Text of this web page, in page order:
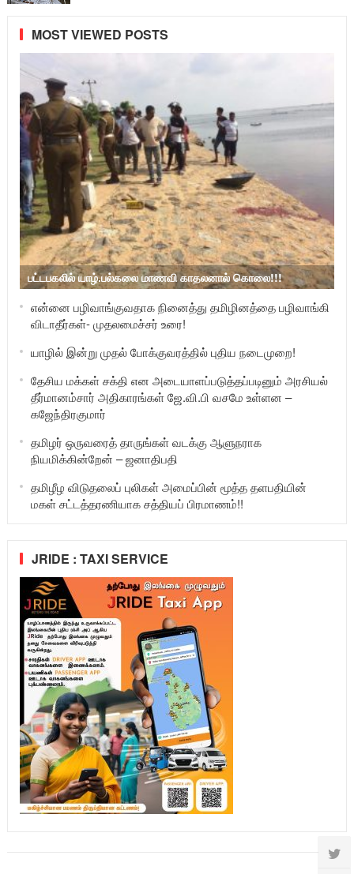
MOST VIEWED POSTS
பட்டபகலில் யாழ்.பல்கலை மாணவி காதலனால் கொலை!!!
என்னை பழிவாங்குவதாக நினைத்து தமிழினத்தை பழிவாங்கி
விடாதீர்கள்- முதலமைச்சர் உரை!
யாழில் இன்று முதல் போக்குவரத்தில் புதிய நடைமுறை!
தேசிய மக்கள் சக்தி என அடையாளப்படுத்தப்படினும் அரசியல்
தீர்மானம்சார் அதிகாரங்கள் ஜே.வி.பி வசமே உள்ளன –
கஜேந்திரகுமார்
தமிழர் ஒருவரைத் தாருங்கள் வடக்கு ஆளுநராக
நியமிக்கின்றேன் – ஜனாதிபதி
தமிழீழ விடுதலைப் புலிகள் அமைப்பின் மூத்த தளபதியின்
மகள் சட்டத்தரணியாக சத்தியப் பிரமாணம்!!
JRIDE : TAXI SERVICE